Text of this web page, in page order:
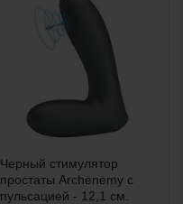
Черный стимулятор
простаты Archenemy с
пульсацией - 12,1 см.